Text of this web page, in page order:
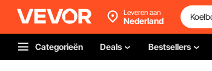
Leveren aan
Nederland
Categorieën Deals Bestsellers